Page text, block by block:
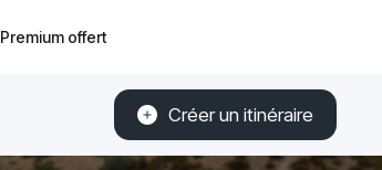
Premium offert
Créer un itinéraire